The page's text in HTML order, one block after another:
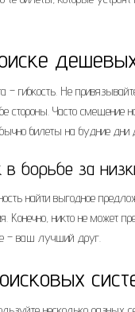
гибкость. Не
стороны. Часто смещение
билеты на будние
борьбе за
найти выгодное
Конечно, никто не может
– ваш лучший друг.